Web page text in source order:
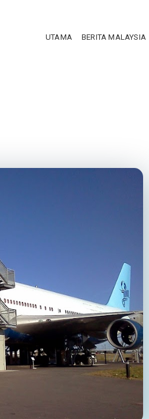
UTAMA BERITA MALAYSIA